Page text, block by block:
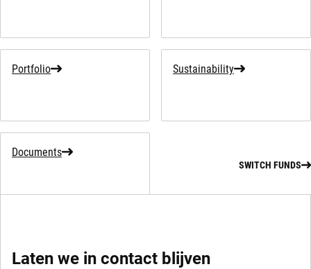
Portfolio Sustainability
Documents
SWITCH FUNDS
Laten we in contact blijven